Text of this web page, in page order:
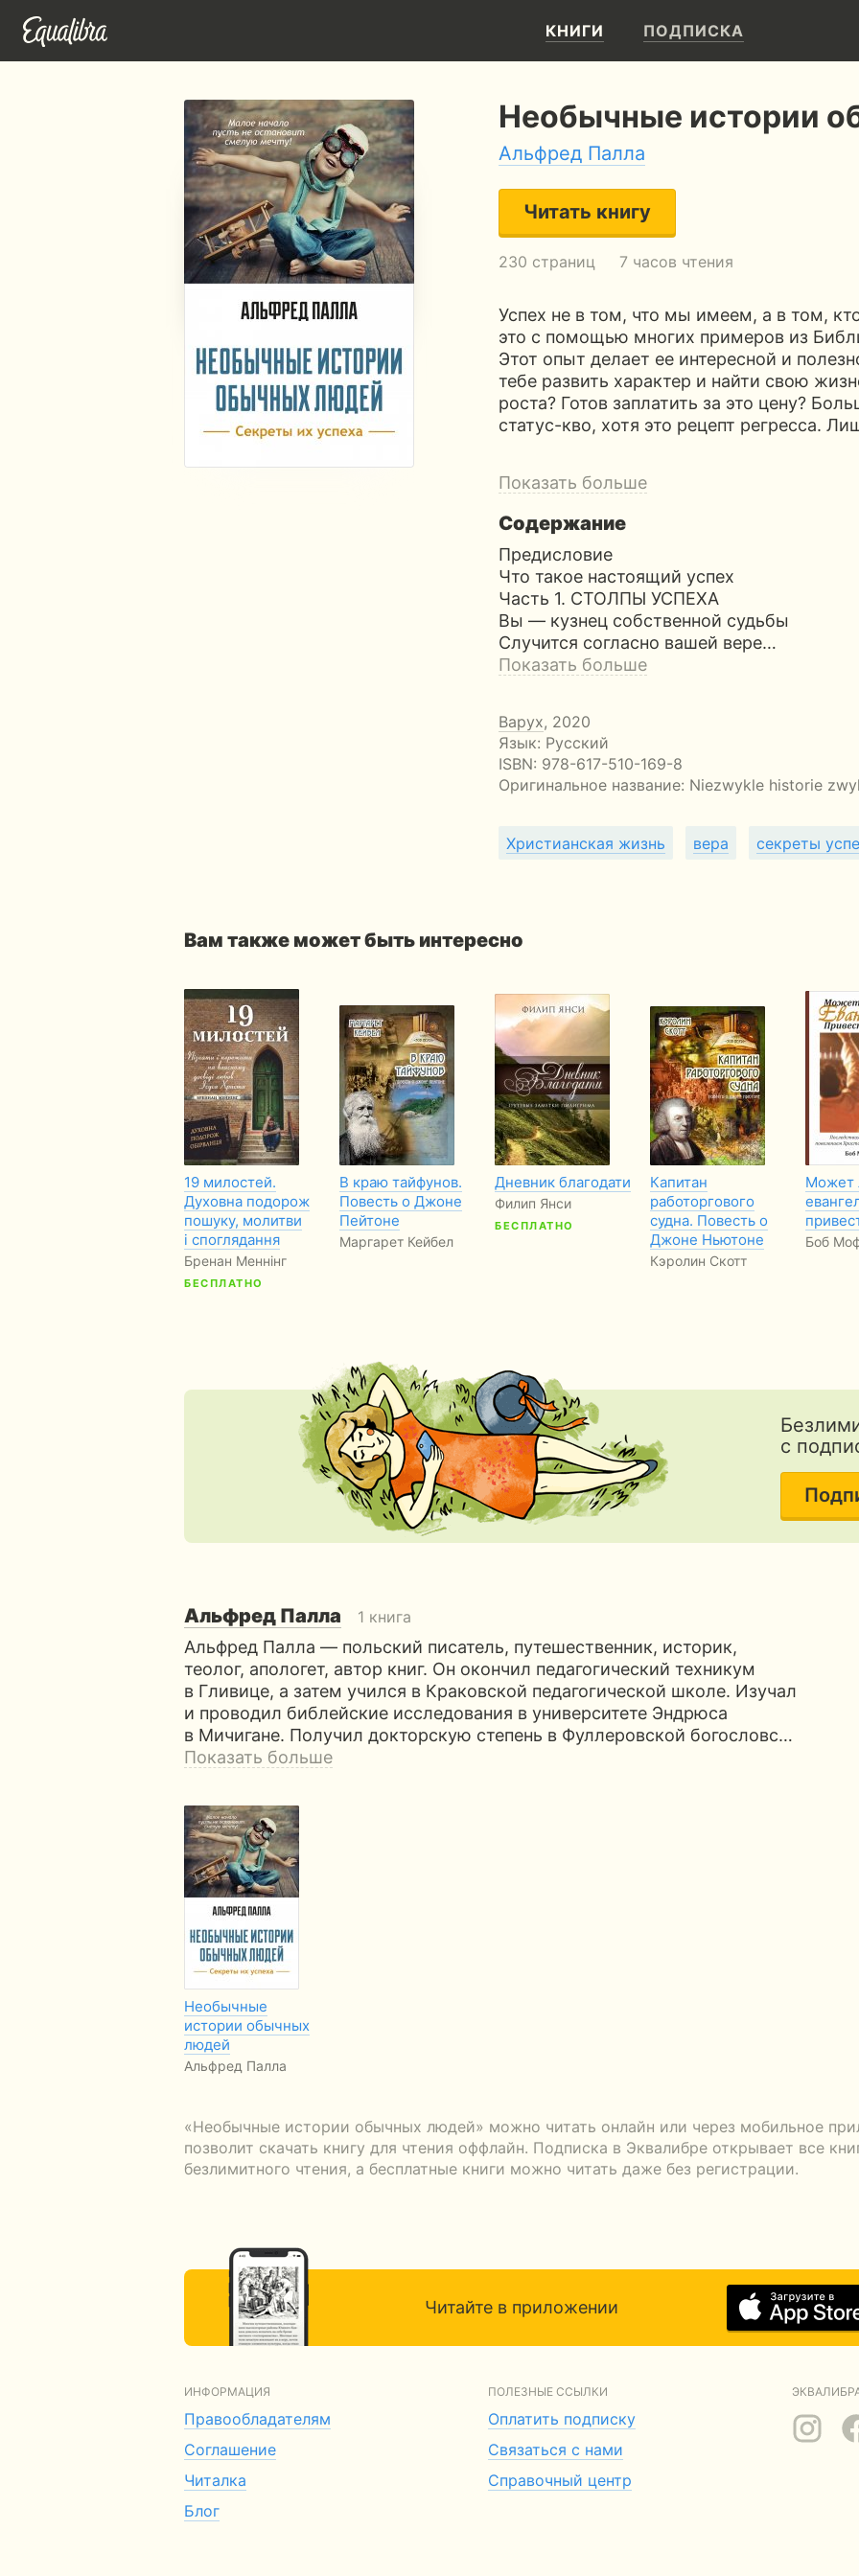
КНИГИ ПОДПИСКА
Необычные истории
Альфред Палла
Читать книгу
230 страниц 7 часов чтения
Успех не в том, что мы имеем, а в том,
это с помощью многих примеров из
Этот опыт делает ее интересной и
тебе развить характер и найти свою
роста? Готов заплатить за это цену?
статус-кво, хотя это рецепт регресса.
Показать больше
Содержание
Предисловие
Что такое настоящий успех
Часть 1. СТОЛПЫ УСПЕХА
Вы — кузнец собственной судьбы
Случится согласно вашей вере…
Показать больше
Варух, 2020
Язык: Русский
ISBN: 978-617-510-169-8
Оригинальное название: Niezwykle historie
Христианская жизнь вера секреты
Вам также может быть интересно
19 милостей.
Духовна подорож
пошуку, молитви
і споглядання
Бренан Меннінг
БЕСПЛАТНО
В краю тайфунов.
Повесть о Джоне
Пейтоне
Маргарет Кейбел
Дневник благодати
Филип Янси
БЕСПЛАТНО
Капитан
работоргового
судна. Повесть о
Джоне Ньютоне
Кэролин Скотт
Может
Боб
с
Альфред Палла 1 книга
Альфред Палла — польский писатель, путешественник, историк,
теолог, апологет, автор книг. Он окончил педагогический техникум
в Гливице, а затем учился в Краковской педагогической школе. Изучал
и проводил библейские исследования в университете Эндрюса
в Мичигане. Получил докторскую степень в Фуллеровской богословс…
Показать больше
Необычные
истории обычных
людей
Альфред Палла
«Необычные истории обычных людей» можно читать онлайн или через мобильное
позволит скачать книгу для чтения оффлайн. Подписка в Эквалибре открывает все
безлимитного чтения, а бесплатные книги можно читать даже без регистрации.
Читайте в приложении
ИНФОРМАЦИЯ
Правообладателям
Соглашение
Читалка
Блог
ПОЛЕЗНЫЕ ССЫЛКИ
Оплатить подписку
Связаться с нами
Справочный центр